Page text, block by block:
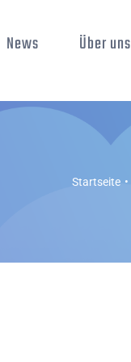
News Über uns
Startseite